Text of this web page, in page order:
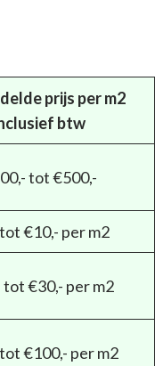
prijs per m2
btw
tot €500,-
€10,- per m2
tot €30,- per m2
€100,- per m2